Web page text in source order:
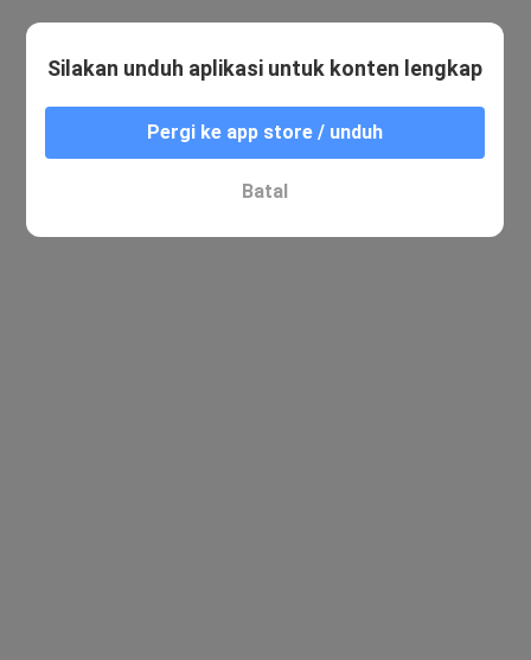
Silakan unduh aplikasi untuk konten lengkap
Pergi ke app store / unduh
Batal